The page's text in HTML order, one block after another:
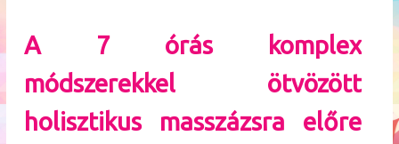
A 7 órás komplex
módszerekkel ötvözött
holisztikus masszázsra előre